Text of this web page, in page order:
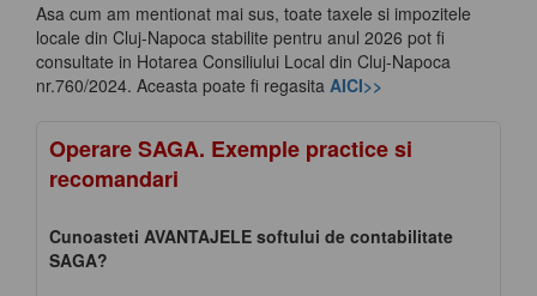
Asa cum am mentionat mai sus, toate taxele si impozitele
locale din Cluj-Napoca stabilite pentru anul 2026 pot fi
consultate in Hotarea Consiliului Local din Cluj-Napoca
nr.760/2024. Aceasta poate fi regasita AICI>>
Operare SAGA. Exemple practice si
recomandari
Cunoasteti AVANTAJELE softului de contabilitate
SAGA?